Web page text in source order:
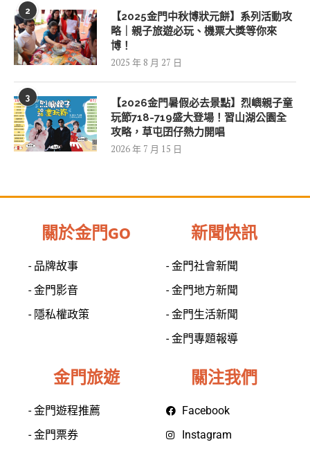
2
【2025金門中秋博狀元餅】系列活動攻
略｜親子旅遊必玩、機票大獎等你來
博！
2025 年 8 月 27 日
3
【2026金門暑假必去景點】烈嶼親子童
玩節718-719盛大登場！習山湖公園全
攻略，草屯囝仔熱力開唱
2026 年 7 月 15 日
關於金門GO
- 品牌故事
- 金門影音
- 隱私權政策
新聞快訊
- 金門社會新聞
- 金門地方新聞
- 金門生活新聞
- 金門專題報導
金門旅遊
- 金門遊程推薦
- 金門票券
關注我們
Facebook
Instagram